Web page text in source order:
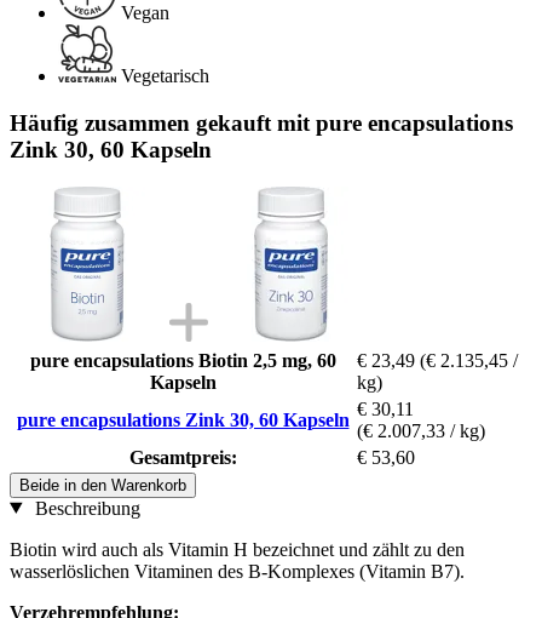
Vegan
Vegetarisch
Häufig zusammen gekauft mit pure encapsulations
Zink 30, 60 Kapseln
pure encapsulations Biotin 2,5 mg, 60
Kapseln
€ 23,49 (€ 2.135,45 /
kg)
pure encapsulations Zink 30, 60 Kapseln
€ 30,11
(€ 2.007,33 / kg)
Gesamtpreis:
€ 53,60
Beide in den Warenkorb
Beschreibung
Biotin wird auch als Vitamin H bezeichnet und zählt zu den
wasserlöslichen Vitaminen des B-Komplexes (Vitamin B7).
Verzehrempfehlung: